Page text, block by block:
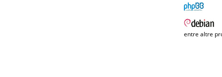
entre altre